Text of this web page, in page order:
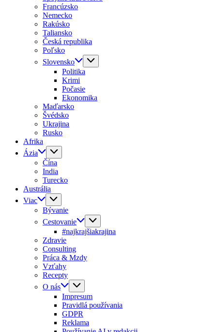
Francúzsko
Nemecko
Rakúsko
Taliansko
Česká republika
Poľsko
Slovensko
Politika
Krimi
Počasie
Ekonomika
Maďarsko
Švédsko
Ukrajina
Rusko
Afrika
Ázia
Čína
India
Turecko
Austrália
Viac
Bývanie
Cestovanie
#najkrajšiakrajina
Zdravie
Consulting
Práca & Mzdy
Vzťahy
Recepty
O nás
Impresum
Pravidlá používania
GDPR
Reklama